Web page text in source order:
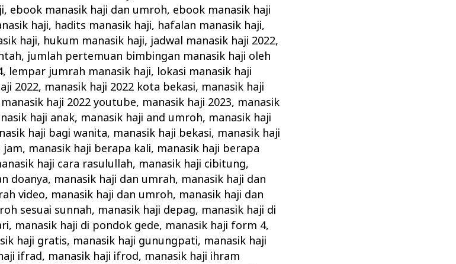
, ebook manasik haji dan umroh, ebook manasik haji
haji, hadits manasik haji, hafalan manasik haji,
haji, hukum manasik haji, jadwal manasik haji 2022,
, jumlah pertemuan bimbingan manasik haji oleh
, lempar jumrah manasik haji, lokasi manasik haji
2022, manasik haji 2022 kota bekasi, manasik haji
manasik haji 2022 youtube, manasik haji 2023, manasik
haji anak, manasik haji and umroh, manasik haji
haji bagi wanita, manasik haji bekasi, manasik haji
jam, manasik haji berapa kali, manasik haji berapa
haji cara rasulullah, manasik haji cibitung,
doanya, manasik haji dan umrah, manasik haji dan
video, manasik haji dan umroh, manasik haji dan
sesuai sunnah, manasik haji depag, manasik haji di
, manasik haji di pondok gede, manasik haji form 4,
haji gratis, manasik haji gunungpati, manasik haji
ifrad, manasik haji ifrod, manasik haji ihram